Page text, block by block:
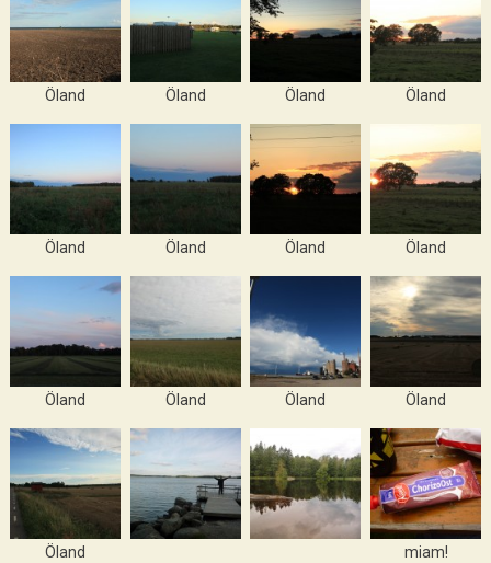
Öland Öland Öland Öland
Öland Öland Öland Öland
Öland Öland Öland Öland
Öland miam!